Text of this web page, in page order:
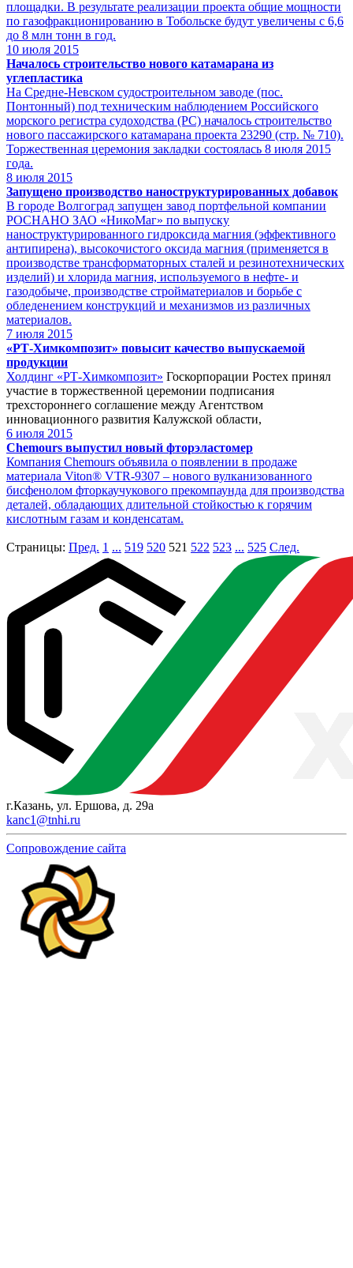
площадки. В результате реализации проекта общие мощности
по газофракционированию в Тобольске будут увеличены с 6,6
до 8 млн тонн в год.
10 июля 2015
Началось строительство нового катамарана из
углепластика
На Средне-Невском судостроительном заводе (пос.
Понтонный) под техническим наблюдением Российского
морского регистра судоходства (РС) началось строительство
нового пассажирского катамарана проекта 23290 (стр. № 710).
Торжественная церемония закладки состоялась 8 июля 2015
года.
8 июля 2015
Запущено производство наноструктурированных добавок
В городе Волгоград запущен завод портфельной компании
РОСНАНО ЗАО «НикоМаг» по выпуску
наноструктурированного гидроксида магния (эффективного
антипирена), высокочистого оксида магния (применяется в
производстве трансформаторных сталей и резинотехнических
изделий) и хлорида магния, используемого в нефте- и
газодобыче, производстве стройматериалов и борьбе с
обледенением конструкций и механизмов из различных
материалов.
7 июля 2015
«РТ-Химкомпозит» повысит качество выпускаемой
продукции
Холдинг «РТ-Химкомпозит» Госкорпорации Ростех принял
участие в торжественной церемонии подписания
трехстороннего соглашение между Агентством
инновационного развития Калужской области,
6 июля 2015
Chemours выпустил новый фторэластомер
Компания Chemours объявила о появлении в продаже
материала Viton® VTR-9307 – нового вулканизованного
бисфенолом фторкаучукового прекомпаунда для производства
деталей, обладающих длительной стойкостью к горячим
кислотным газам и конденсатам.
Страницы: Пред. 1 ... 519 520 521 522 523 ... 525 След.
г.Казань, ул. Ершова, д. 29а
kanc1@tnhi.ru
Сопровождение сайта